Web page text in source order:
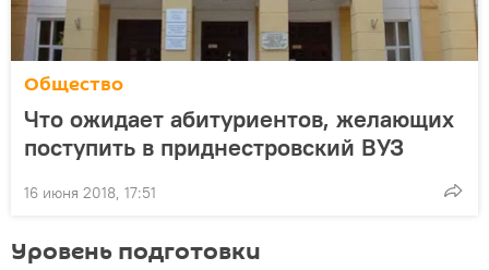
Общество
Что ожидает абитуриентов, желающих
поступить в приднестровский ВУЗ
16 июня 2018, 17:51
Уровень подготовки